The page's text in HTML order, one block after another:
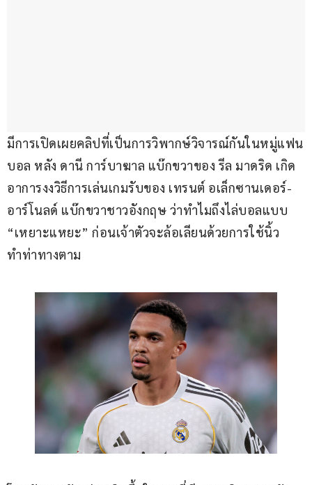
มีการเปิดเผยคลิปที่เป็นการวิพากษ์วิจารณ์กันในหมู่แฟน
บอล หลัง ดานี การ์บาฆาล แบ๊กขวาของ รีล มาดริด เกิด
อาการงงวิธีการเล่นเกมรับของ เทรนต์ อเล็กซานเดอร์-
อาร์โนลด์ แบ๊กขวาชาวอังกฤษ ว่าทำไมถึงไล่บอลแบบ
“เหยาะแหยะ” ก่อนเจ้าตัวจะล้อเลียนด้วยการใช้นิ้ว
ทำท่าทางตาม